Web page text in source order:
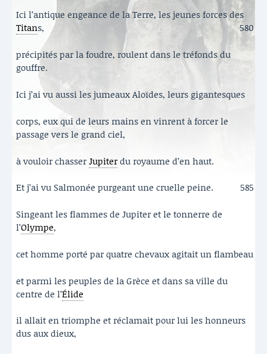
Ici l’antique engeance de la Terre, les jeunes forces des
Titans, 580
précipités par la foudre, roulent dans le tréfonds du
gouffre.
Ici j’ai vu aussi les jumeaux Aloïdes, leurs gigantesques
corps, eux qui de leurs mains en vinrent à forcer le
passage vers le grand ciel,
à vouloir chasserJupiterdu royaume d’en haut.
Et j’ai vu Salmonée purgeant une cruelle peine. 585
Singeant les flammes de Jupiter et le tonnerre de
l’Olympe,
cet homme porté par quatre chevaux agitait un flambeau
et parmi les peuples de la Grèce et dans sa ville du
centre de l’Élide
il allait en triomphe et réclamait pour lui les honneurs
dus aux dieux,